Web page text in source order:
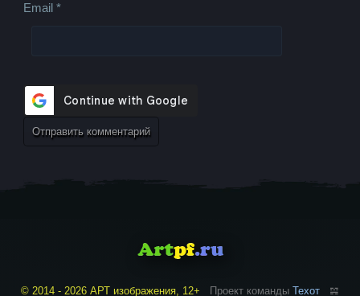
Email*
© 2014 - 2026 АРТ изображения, 12+ Проект команды Техот 𝌴